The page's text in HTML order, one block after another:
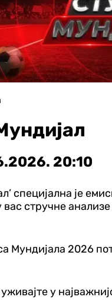
20:10
специјална је
вас стручне
Мундијала 2026
у